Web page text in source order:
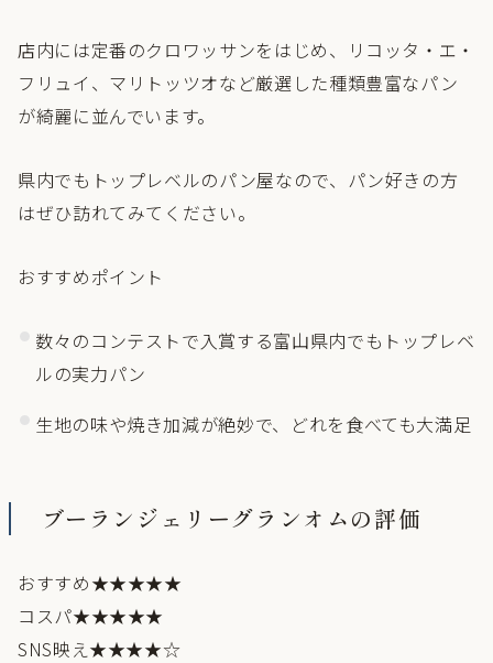
店内には定番のクロワッサンをはじめ、リコッタ・エ・
フリュイ、マリトッツオなど厳選した種類豊富なパン
が綺麗に並んでいます。
県内でもトップレベルのパン屋なので、パン好きの方
はぜひ訪れてみてください。
おすすめポイント
数々のコンテストで入賞する富山県内でもトップレベ
ルの実力パン
生地の味や焼き加減が絶妙で、どれを食べても大満足
ブーランジェリーグランオムの評価
おすすめ★★★★★
コスパ★★★★★
SNS映え★★★★☆